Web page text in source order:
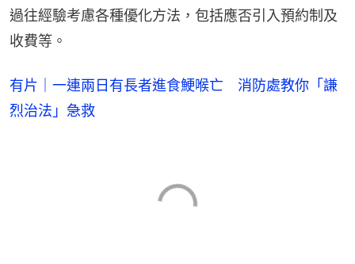
過往經驗考慮各種優化方法，包括應否引入預約制及
收費等。
有片｜一連兩日有長者進食鯁喉亡 消防處教你「謙
烈治法」急救